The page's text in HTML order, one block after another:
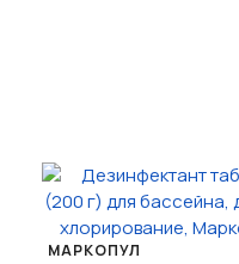
МАРКОПУЛ